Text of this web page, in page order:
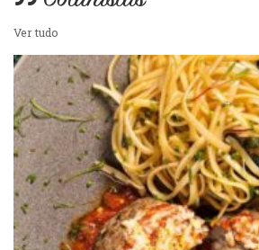
Ver tudo